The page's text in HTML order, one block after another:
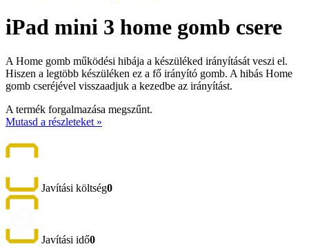
iPad mini 3 home gomb csere
A Home gomb működési hibája a készüléked irányítását veszi el.
Hiszen a legtöbb készüléken ez a fő irányító gomb. A hibás Home
gomb cseréjével visszaadjuk a kezedbe az irányítást.
A termék forgalmazása megszűnt.
Mutasd a részleteket »
Javítási költség0
Javítási idő0